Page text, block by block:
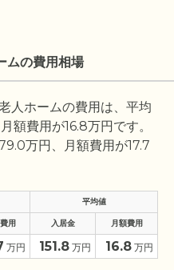
ムの費用相場
人ホームの費用は、平均
額費用が16.8万円です。
万円、月額費用が17.7
平均値
用 入居金 月額費用
万円 151.8 万円 16.8 万円